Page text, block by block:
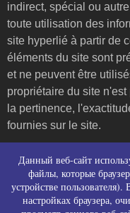
indirect, spécial ou
toute utilisation des
site hyperlié à partir de
éléments du site sont
et ne peuvent être
propriétaire du site
la pertinence,
fournies sur le site.
Политика
отношении
Политика
Данный веб-сайт
файлы, которые
устройстве
настройках браузера,